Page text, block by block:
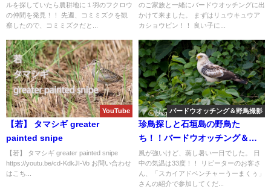
ルを探していたら農耕地に１羽のフクロウ
の仲間を発見！！ 先週、コミミズクを観
察したので、コミミズクだと...
のご家族と一緒にバードウオッチングに出
かけて来ました。 まずはリュウキュウア
カショウビン！！ 良い子に...
YouTube
【若】 タマシギ greater
painted snipe
【若】 タマシギ greater painted snipe
https://youtu.be/cd-KdkJI-Vo お問い合わせ
はこち...
バードウオッチング＆野鳥撮影
珍鳥探しと石垣島の野鳥た
ち！！バードウオッチング＆野
鳥撮影ガイド。
風が強いけど、蒸し暑い一日でした。 日
中の気温は33度！！ リピーターのお客さ
ん、「スカイアドベンチャーうーまくぅ」
さんの紹介で参加してくだ...